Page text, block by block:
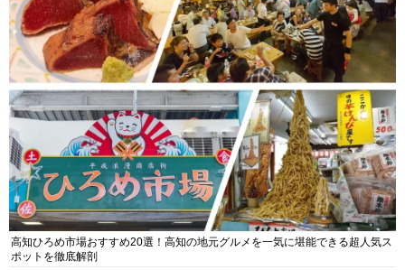
高知ひろめ市場おすすめ20選！高知の地元グルメを一気に堪能できる超人気ス
ポットを徹底解剖